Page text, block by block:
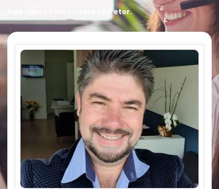
Fale agora com o nosso corretor.